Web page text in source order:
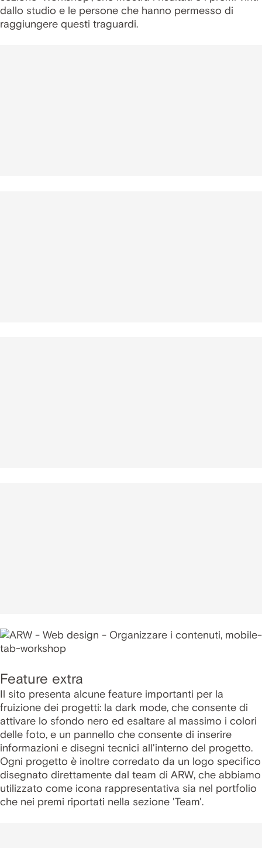
dallo studio e le persone che hanno permesso di
raggiungere questi traguardi.
Feature extra
Il sito presenta alcune feature importanti per la
fruizione dei progetti: la dark mode, che consente di
attivare lo sfondo nero ed esaltare al massimo i colori
delle foto, e un pannello che consente di inserire
informazioni e disegni tecnici all'interno del progetto.
Ogni progetto è inoltre corredato da un logo specifico
disegnato direttamente dal team di ARW, che abbiamo
utilizzato come icona rappresentativa sia nel portfolio
che nei premi riportati nella sezione 'Team'.